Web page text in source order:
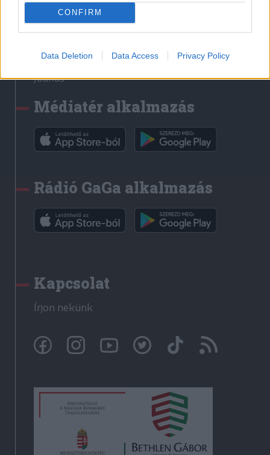
CONFIRM
Data Deletion Data Access Privacy Policy
Erdélyi Napló
Főtér
Rádió GaGa
Jóállás
Médiatér alkalmazás
Rádió GaGa alkalmazás
Kapcsolat
Írjon nekünk